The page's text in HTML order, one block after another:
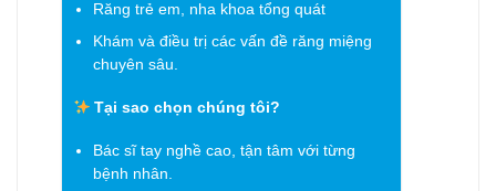
Răng trẻ em, nha khoa tổng quát
Khám và điều trị các vấn đề răng miệng
chuyên sâu.
Tại sao chọn chúng tôi?
Bác sĩ tay nghề cao, tận tâm với từng
bệnh nhân.